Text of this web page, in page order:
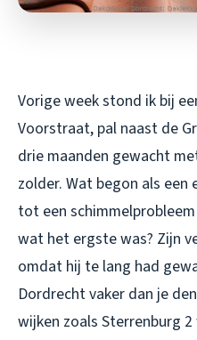
Vorige week stond ik bij
Voorstraat, pal naast de
drie maanden gewacht
zolder. Wat begon als
tot een
wat het ergste was? Zijn
omdat hij te lang had
Dordrecht vaker dan je
wijken zoals Sterrenburg